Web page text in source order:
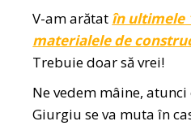
V-am arătat în ultimele
materialele de
Trebuie doar să vrei!
Ne vedem mâine,
Giurgiu se va muta în